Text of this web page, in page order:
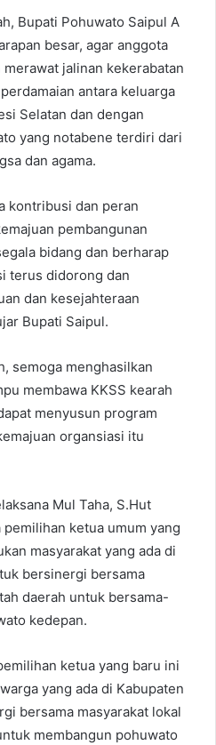
Bupati Pohuwato Saipul A
besar, agar anggota
jalinan kekerabatan
antara keluarga
Selatan dan dengan
yang notabene terdiri dari
dan agama.
kontribusi dan peran
pembangunan
bidang dan berharap
terus didorong dan
dan kesejahteraan
Bupati Saipul.
semoga menghasilkan
membawa KKSS kearah
menyusun program
organsiasi itu
Mul Taha, S.Hut
ketua umum yang
masyarakat yang ada di
bersinergi bersama
daerah untuk bersama-
kedepan.
ketua yang baru ini
yang ada di Kabupaten
bersama masyarakat lokal
membangun pohuwato